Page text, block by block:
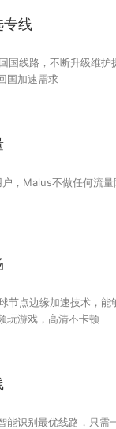
专线
国线路，不断升级维护
国加速需求
，Malus不做任何流
节点边缘加速技术，能
玩游戏，高清不卡顿
能识别最优线路，只需